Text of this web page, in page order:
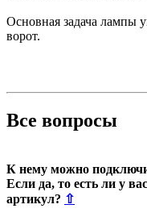
Основная задача лампы
ворот.
Все вопросы
К нему можно
Если да, то есть ли у
артикул? ⇧